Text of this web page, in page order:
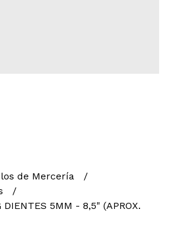
de Mercería
DIENTES 5MM - 8,5" (APROX.